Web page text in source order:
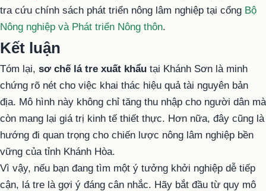
tra cứu chính sách phát triển nông lâm nghiệp tại cổng Bộ
Nông nghiệp và Phát triển Nông thôn.
Kết luận
Tóm lại, sơ chế lá tre xuất khẩu tại Khánh Sơn là minh
chứng rõ nét cho việc khai thác hiệu quả tài nguyên bản
địa. Mô hình này không chỉ tăng thu nhập cho người dân mà
còn mang lại giá trị kinh tế thiết thực. Hơn nữa, đây cũng là
hướng đi quan trọng cho chiến lược nông lâm nghiệp bền
vững của tỉnh Khánh Hòa.
Vì vậy, nếu bạn đang tìm một ý tưởng khởi nghiệp dễ tiếp
cận, lá tre là gợi ý đáng cân nhắc. Hãy bắt đầu từ quy mô